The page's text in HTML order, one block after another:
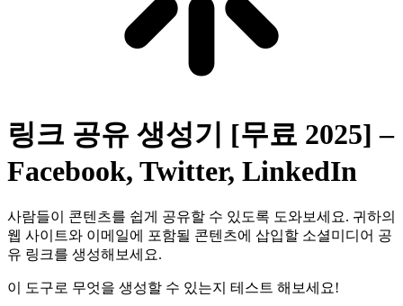
링크 공유 생성기 [무료 2025] –
Facebook, Twitter, LinkedIn
사람들이 콘텐츠를 쉽게 공유할 수 있도록 도와보세요. 귀하의
웹 사이트와 이메일에 포함될 콘텐츠에 삽입할 소셜미디어 공
유 링크를 생성해보세요.
이 도구로 무엇을 생성할 수 있는지 테스트 해보세요!